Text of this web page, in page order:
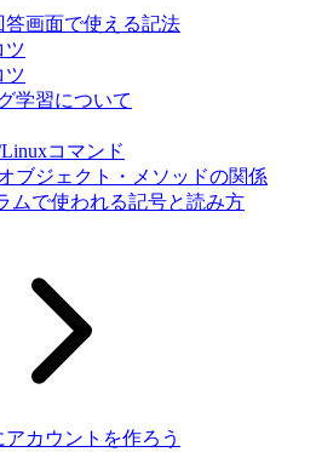
答画面で使える記法
ツ
ツ
学習について
コマンド
ブジェクト・メソッドの関係
ムで使われる記号と読み方
アカウントを作ろう